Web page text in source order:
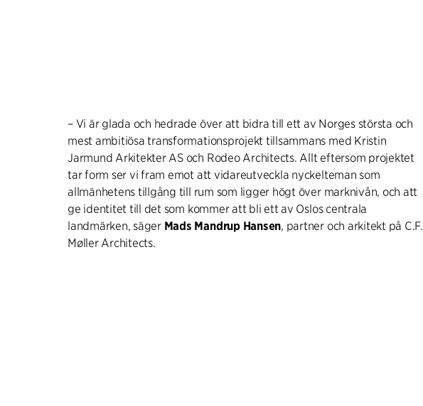
– Vi är glada och hedrade över att bidra till ett av Norges största och
mest ambitiösa transformationsprojekt tillsammans med Kristin
Jarmund Arkitekter AS och Rodeo Architects. Allt eftersom projektet
tar form ser vi fram emot att vidareutveckla nyckelteman som
allmänhetens tillgång till rum som ligger högt över marknivån, och att
ge identitet till det som kommer att bli ett av Oslos centrala
landmärken, säger Mads Mandrup Hansen, partner och arkitekt på C.F.
Møller Architects.